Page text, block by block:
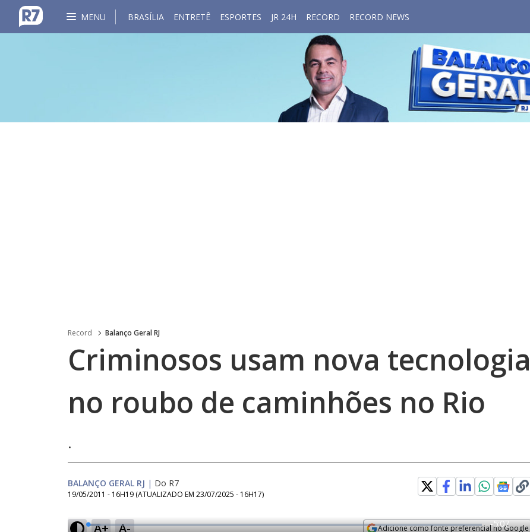
MENU BRASÍLIA ENTRETÊ ESPORTES JR 24H RECORD RECORD NEWS
Record Balanço Geral RJ
Criminosos usam nova tecnologia
no roubo de caminhões no Rio
.
BALANÇO GERAL RJ | Do R7
19/05/2011 - 16H19 (ATUALIZADO EM 23/07/2025 - 16H17)
A+ A- Adicione como fonte preferencial no Google
L
R
-5:07